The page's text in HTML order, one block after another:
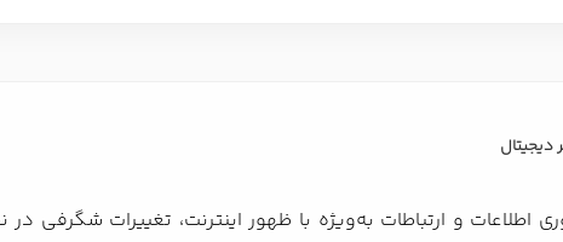
دیجیتال
اطلاعات و ارتباطات به‌ویژه با ظهور اینترنت، تغییرات شگرفی در